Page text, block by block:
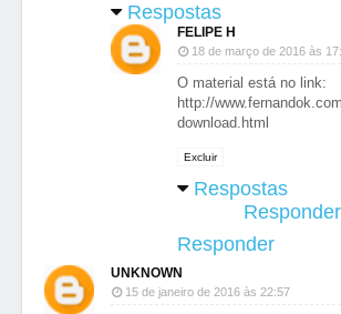
Respostas
FELIPE H
18 de março de 2016 às
O material está no link:
http://
download.html
Excluir
Respostas
Responder
Responder
UNKNOWN
15 de janeiro de 2016 às 22:57